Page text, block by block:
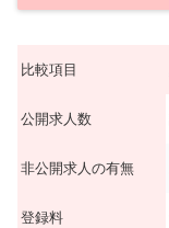
比較項目
公開求人数
非公開求人の有無
登録料